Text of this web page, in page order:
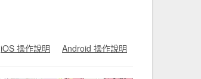
iOS 操作說明 Android 操作說明